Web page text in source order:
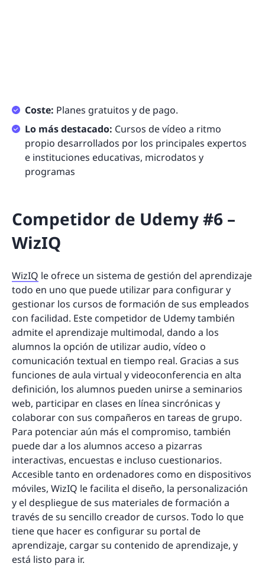
Coste: Planes gratuitos y de pago.
Lo más destacado: Cursos de vídeo a ritmo
propio desarrollados por los principales expertos
e instituciones educativas, microdatos y
programas
Competidor de Udemy #6 –
WizIQ
WizIQ le ofrece un sistema de gestión del aprendizaje
todo en uno que puede utilizar para configurar y
gestionar los cursos de formación de sus empleados
con facilidad. Este competidor de Udemy también
admite el aprendizaje multimodal, dando a los
alumnos la opción de utilizar audio, vídeo o
comunicación textual en tiempo real. Gracias a sus
funciones de aula virtual y videoconferencia en alta
definición, los alumnos pueden unirse a seminarios
web, participar en clases en línea sincrónicas y
colaborar con sus compañeros en tareas de grupo.
Para potenciar aún más el compromiso, también
puede dar a los alumnos acceso a pizarras
interactivas, encuestas e incluso cuestionarios.
Accesible tanto en ordenadores como en dispositivos
móviles, WizIQ le facilita el diseño, la personalización
y el despliegue de sus materiales de formación a
través de su sencillo creador de cursos. Todo lo que
tiene que hacer es configurar su portal de
aprendizaje, cargar su contenido de aprendizaje, y
está listo para ir.